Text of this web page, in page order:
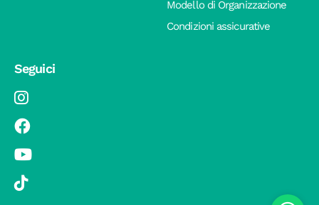
Modello di Organizzazione
Condizioni assicurative
Seguici